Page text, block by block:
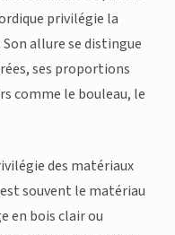
privilégie la
allure se distingue
ses proportions
comme le bouleau, le
des matériaux
souvent le matériau
en bois clair ou